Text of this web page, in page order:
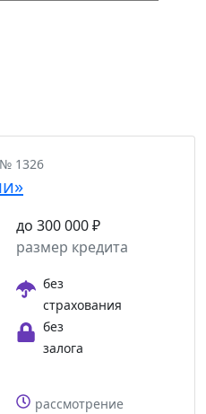
1326
до 300 000 ₽
размер кредита
без
страхования
без
залога
рассмотрение